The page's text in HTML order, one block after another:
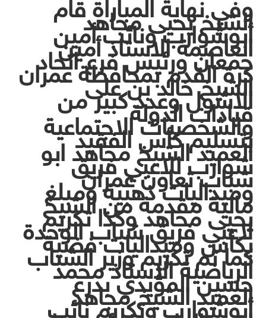
وفي نهاية المباراة قام
الشيخ يحيى مجاهد
أبوشوارب ونائب أمين
العاصمة الاستاذ أمين
جمعان ورئيس فرع اتحاد
كرة القدم بمحافظة عمران
الشيخ خالد بن على
الاشول وعدد كبير من
قيادات الدولة
والشخصيات الاجتماعية
بتسليم كأس الفقيد
العميد الشيخ مجاهد ابو
شوارب للاعبي فريق
شباب تعاون عمران
وميداليات ذهبية ومبلغ
مالية مقدمة من الشيخ
يحيى مجاهد وكذا تكريم
لاعبي فريق شباب الوحدة
بكأس وميداليات فضية
كما تم تكريم وزير الشباب
الرياضية الاستاذ محمد
حسين المؤيدي بدرع
العميد الشيخ مجاهد
أبوشوارب وتكريم نائب